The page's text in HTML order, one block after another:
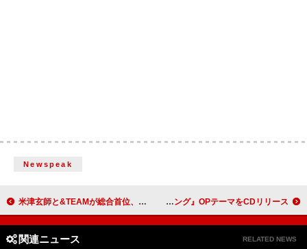
Newspeak
米津玄師と&TEAMが総合首位、総合書籍チャート“Book Hot 100”がローンチ、【MAJ】中間発表：今週の邦楽まとめニュース Conton Candy、アニメ『終末ツーリング』OPテーマをCDリリース
関連ニュース RELATED NEWS